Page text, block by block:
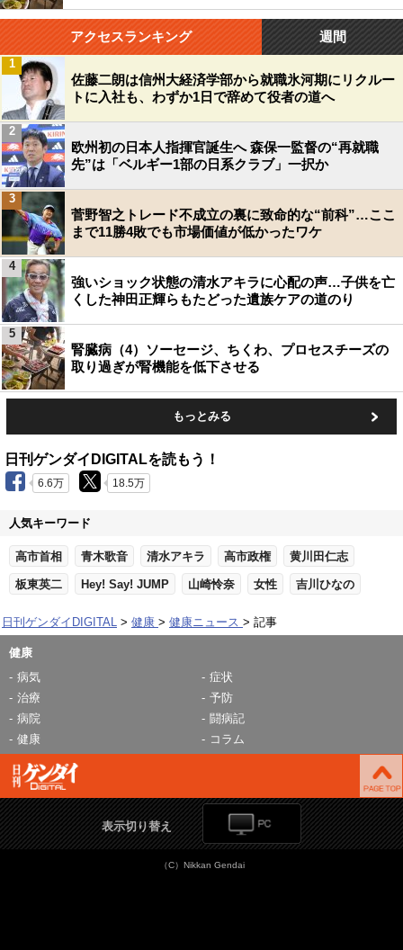
アクセスランキング 週間
佐藤二朗は信州大経済学部から就職氷河期にリクルー
トに入社も、わずか1日で辞めて役者の道へ
1
欧州初の日本人指揮官誕生へ 森保一監督の“再就職
先”は「ベルギー1部の日系クラブ」一択か
2
菅野智之トレード不成立の裏に致命的な“前科”…ここ
まで11勝4敗でも市場価値が低かったワケ
3
強いショック状態の清水アキラに心配の声…子供を亡
くした神田正輝らもたどった遺族ケアの道のり
4
腎臓病（4）ソーセージ、ちくわ、プロセスチーズの
取り過ぎが腎機能を低下させる
5
もっとみる
日刊ゲンダイDIGITALを読もう！
6.6万 18.5万
人気キーワード
高市首相 青木歌音 清水アキラ 高市政権 黄川田仁志
板東英二 Hey! Say! JUMP 山崎怜奈 女性 吉川ひなの
日刊ゲンダイDIGITAL 健康 健康ニュース 記事
健康
病気
症状
治療
予防
病院
闘病記
健康
コラム
表示切り替え
（C）Nikkan Gendai